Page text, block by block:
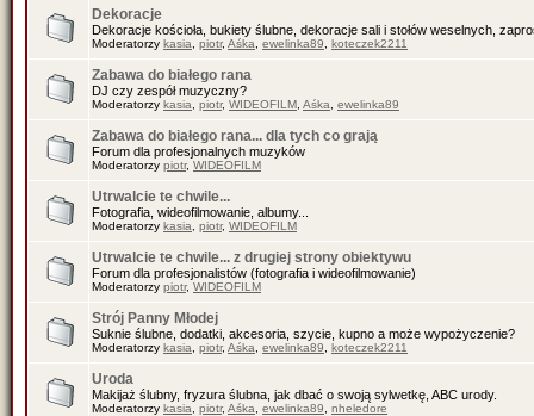
Dekoracje
Dekoracje kościoła, bukiety ślubne, dekoracje sali i stołów weselnych,
Moderatorzy kasia piotr, Aśka ewelinka89 koteczek2211
Zabawa do białego rana
DJ czy zespół muzyczny?
Moderatorzy kasia piotr, WIDEOFILM Aśka ewelinka89
Zabawa do białego rana... dla tych co grają
Forum dla profesjonalnych muzyków
Moderatorzy piotr, WIDEOFILM
Utrwalcie te chwile...
Fotografia, wideofilmowanie, albumy...
Moderatorzy kasia piotr, WIDEOFILM
Utrwalcie te chwile... z drugiej strony obiektywu
Forum dla profesjonalistów (fotografia i wideofilmowanie)
Moderatorzy piotr, WIDEOFILM
Strój Panny Młodej
Suknie ślubne, dodatki, akcesoria, szycie, kupno a może wypożyczenie?
Moderatorzy kasia piotr, Aśka ewelinka89 koteczek2211
Uroda
Makijaż ślubny, fryzura ślubna, jak dbać o swoją sylwetkę, ABC urody.
Moderatorzy kasia piotr, Aśka ewelinka89 nheledore